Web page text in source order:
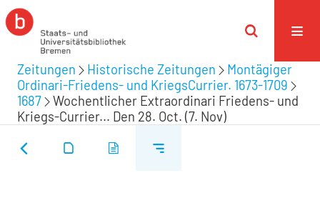
Zeitungen Historische Zeitungen
Montägiger
Ordinari-Friedens- und KriegsCurrier. 1673-1709
1687
Wochentlicher Extraordinari Friedens- und
Kriegs-Currier... Den 28. Oct. (7. Nov)